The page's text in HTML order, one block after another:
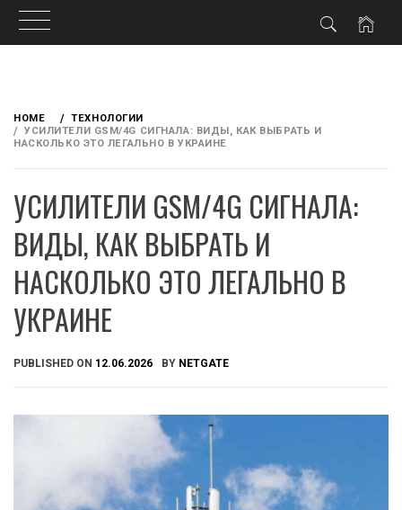
content
HOME
ТЕХНОЛОГИИ
УСИЛИТЕЛИ GSM/4G СИГНАЛА: ВИДЫ, КАК ВЫБРАТЬ И
НАСКОЛЬКО ЭТО ЛЕГАЛЬНО В УКРАИНЕ
УСИЛИТЕЛИ GSM/4G СИГНАЛА:
ВИДЫ, КАК ВЫБРАТЬ И
НАСКОЛЬКО ЭТО ЛЕГАЛЬНО В
УКРАИНЕ
PUBLISHED ON 12.06.2026 BY NETGATE